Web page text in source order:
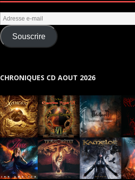
Souscrire
CHRONIQUES CD AOUT 2026